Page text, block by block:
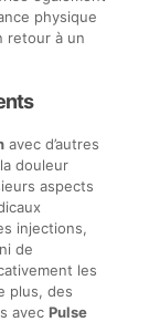
physique
retour à un
avec d’autres
douleur
aspects
injections,
de
les
plus, des
avec Pulse